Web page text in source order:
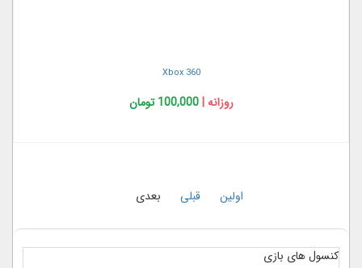
Xbox 360
روزانه |100,000 تومان
اولین قبلی بعدی
کنسول های بازی